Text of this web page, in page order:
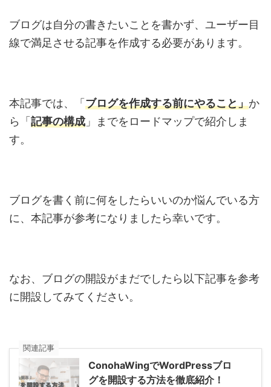
ブログは自分の書きたいことを書かず、ユーザー目
線で満足させる記事を作成する必要があります。
本記事では、「 ブログを作成する前にやること」か
ら「 記事の構成 」までをロードマップで紹介しま
す。
ブログを書く前に何をしたらいいのか悩んでいる方
に、本記事が参考になりましたら幸いです。
なお、ブログの開設がまだでしたら以下記事を参考
に開設してみてください。
関連記事
ConohaWingでWordPressブロ
グを開設する方法を徹底紹介！